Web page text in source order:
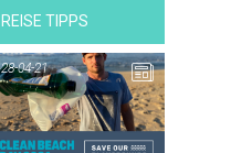
REISE TIPPS
28-04-21